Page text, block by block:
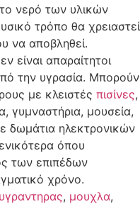
νερό των υλικών
τρόπο θα χρειαστεί
να αποβληθεί.
είναι απαραίτητοι
την υγρασία. Μπορούν
με κλειστές πισίνες,
γυμναστήρια, μουσεία,
δωμάτια ηλεκτρονικών
όπου
των επιπέδων
χρόνο.
, μουχλα,